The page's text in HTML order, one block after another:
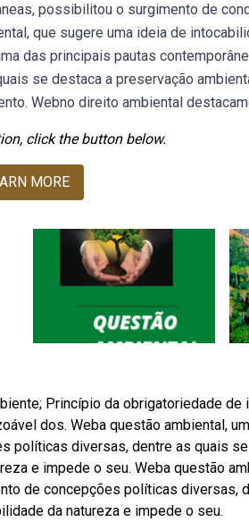
possibilitou o surgimento de
que sugere uma ideia de
das principais pautas
se destaca a preservação
Webno direito ambiental
click the button below.
MORE
Princípio da obrigatoriedade de
dos. Weba questão ambiental,
políticas diversas, dentre as quais
e impede o seu. Weba questão
de concepções políticas diversas,
da natureza e impede o seu.